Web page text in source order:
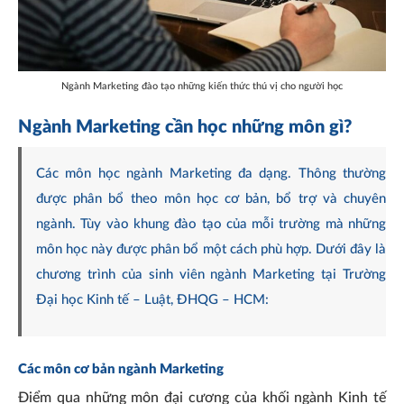
Ngành Marketing đào tạo những kiến thức thú vị cho người học
Ngành Marketing cần học những môn gì?
Các môn học ngành Marketing đa dạng. Thông thường
được phân bổ theo môn học cơ bản, bổ trợ và chuyên
ngành. Tùy vào khung đào tạo của mỗi trường mà những
môn học này được phân bổ một cách phù hợp. Dưới đây là
chương trình của sinh viên ngành Marketing tại Trường
Đại học Kinh tế – Luật, ĐHQG – HCM:
Các môn cơ bản ngành Marketing
Điểm qua những môn đại cương của khối ngành Kinh tế